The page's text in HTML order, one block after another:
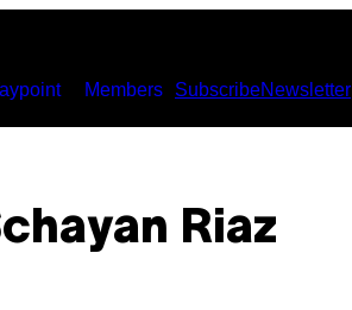
Members SubscribeNewsletter
Riaz